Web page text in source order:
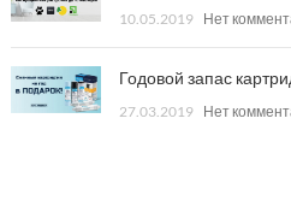
10.05.2019 Нет
Годовой запас
27.03.2019 Нет